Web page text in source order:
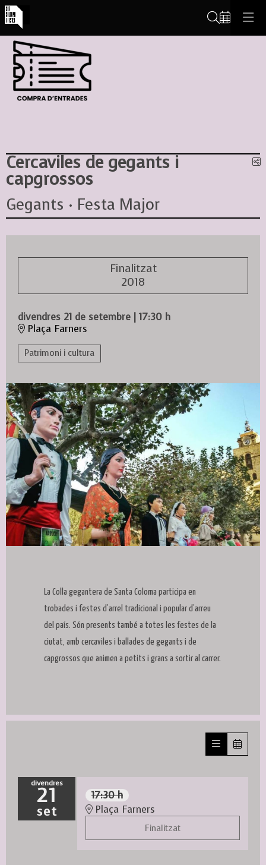
Cercaviles de gegants i
capgrossos
Gegants · Festa Major
Finalitzat
2018
divendres 21 de setembre | 17:30 h
Plaça Farners
Patrimoni i cultura
La Colla gegantera de Santa Coloma participa en
trobades i festes d’arrel tradicional i popular d’arreu
del país. Són presents també a totes les festes de la
ciutat, amb cercaviles i ballades de gegants i de
capgrossos que animen a petits i grans a sortir al carrer.
divendres
21
set
17:30 h
Plaça Farners
Finalitzat